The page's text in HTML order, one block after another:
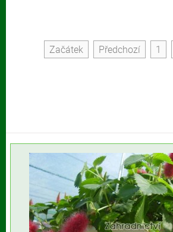
Začátek Předchozí 1